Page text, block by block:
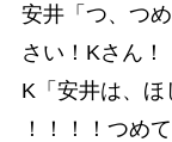
安井「つ、つ
さい！Kさん！
K「安井は、ほ
！！！！つめ